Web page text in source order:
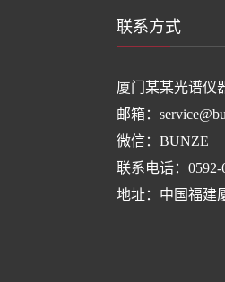
联系方式
厦门某某光谱仪
邮箱：
微信：BUNZE
联系电话：0592-
地址：中国福建